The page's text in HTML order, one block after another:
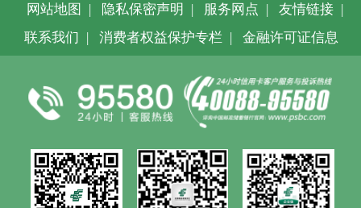
网站地图 | 隐私保密声明 | 服务网点 | 友情链接 |
联系我们 | 消费者权益保护专栏 | 金融许可证信息